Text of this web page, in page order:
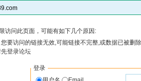
访问此页面，可能有如下几个原因:
要访问的链接无效,可能链接不完整,或数据已被删
登录论坛
登录